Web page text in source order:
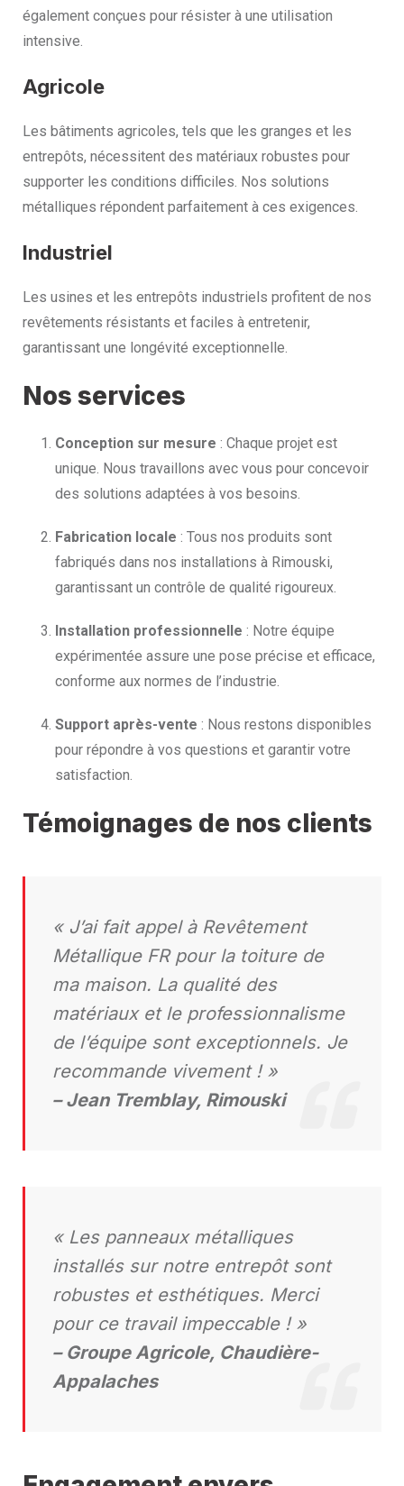
également conçues pour résister à une utilisation
intensive.
Agricole
Les bâtiments agricoles, tels que les granges et les
entrepôts, nécessitent des matériaux robustes pour
supporter les conditions difficiles. Nos solutions
métalliques répondent parfaitement à ces exigences.
Industriel
Les usines et les entrepôts industriels profitent de nos
revêtements résistants et faciles à entretenir,
garantissant une longévité exceptionnelle.
Nos services
Conception sur mesure : Chaque projet est
unique. Nous travaillons avec vous pour concevoir
des solutions adaptées à vos besoins.
Fabrication locale : Tous nos produits sont
fabriqués dans nos installations à Rimouski,
garantissant un contrôle de qualité rigoureux.
Installation professionnelle : Notre équipe
expérimentée assure une pose précise et efficace,
conforme aux normes de l’industrie.
Support après-vente : Nous restons disponibles
pour répondre à vos questions et garantir votre
satisfaction.
Témoignages de nos clients
« J’ai fait appel à Revêtement
Métallique FR pour la toiture de
ma maison. La qualité des
matériaux et le professionnalisme
de l’équipe sont exceptionnels. Je
recommande vivement ! »
– Jean Tremblay, Rimouski
« Les panneaux métalliques
installés sur notre entrepôt sont
robustes et esthétiques. Merci
pour ce travail impeccable ! »
– Groupe Agricole, Chaudière-
Appalaches